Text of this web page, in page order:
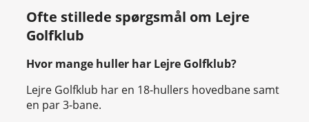
Ofte stillede spørgsmål om Lejre
Golfklub
Hvor mange huller har Lejre Golfklub?
Lejre Golfklub har en 18-hullers hovedbane samt
en par 3-bane.